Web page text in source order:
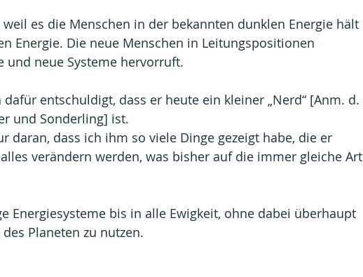
es die Menschen in der bekannten dunklen Energie hält
Energie. Die neue Menschen in Leitungspositionen
und neue Systeme hervorruft.
entschuldigt, dass er heute ein kleiner „Nerd“ [Anm. d.
und Sonderling] ist.
daran, dass ich ihm so viele Dinge gezeigt habe, die er
verändern werden, was bisher auf die immer gleiche Art
Energiesysteme bis in alle Ewigkeit, ohne dabei überhaupt
Planeten zu nutzen.